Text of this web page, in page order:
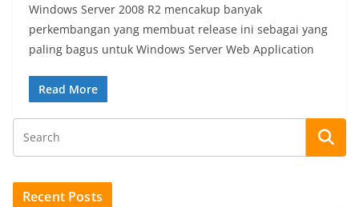
Windows Server 2008 R2 mencakup banyak
perkembangan yang membuat release ini sebagai yang
paling bagus untuk Windows Server Web Application
Read More
Recent Posts